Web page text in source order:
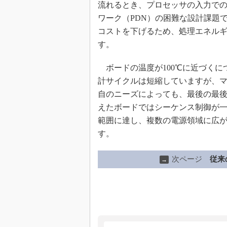
流れるとき、プロセッサの入力で
ワーク（PDN）の困難な設計課題
コストを下げるため、処理エネル
す。
ボードの温度が100℃に近づくに
計サイクルは短縮していますが、
自のニーズによっても、最後の最
えたボードではシーケンス制御が
範囲に達し、複数の電源領域に広
す。
→ 次ページ 従来